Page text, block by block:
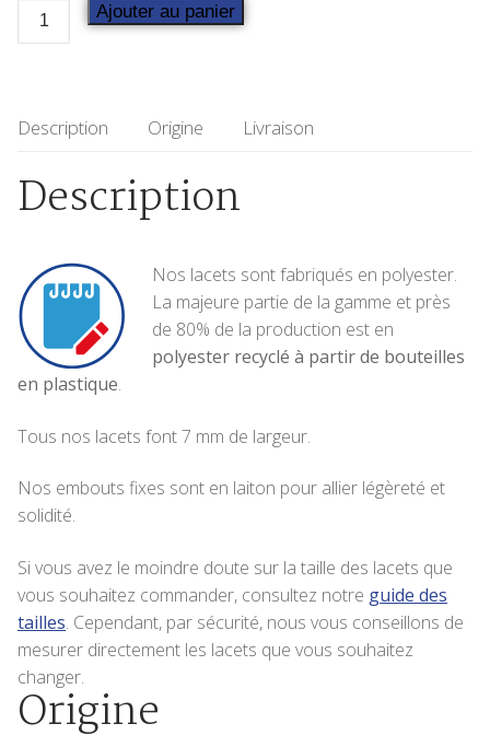
Ajouter au panier
Description Origine Livraison
Description
Nos lacets sont fabriqués en polyester.
La majeure partie de la gamme et près
de 80% de la production est en
polyester recyclé à partir de bouteilles
en plastique.
Tous nos lacets font 7 mm de largeur.
Nos embouts fixes sont en laiton pour allier légèreté et
solidité.
Si vous avez le moindre doute sur la taille des lacets que
vous souhaitez commander, consultez notre guide des
tailles. Cependant, par sécurité, nous vous conseillons de
mesurer directement les lacets que vous souhaitez
changer.
Origine